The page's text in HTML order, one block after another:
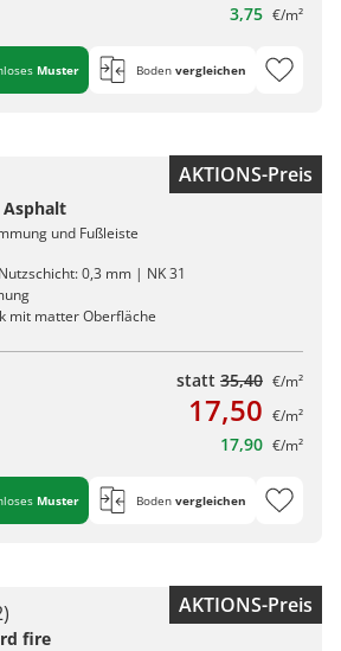
3,75 €/m²
Muster Boden vergleichen
AKTIONS-Preis
und Fußleiste
0,3 mm | NK 31
mit matter Oberfläche
statt 35,40 €/m²
17,50 €/m²
17,90 €/m²
Muster Boden vergleichen
AKTIONS-Preis
fire